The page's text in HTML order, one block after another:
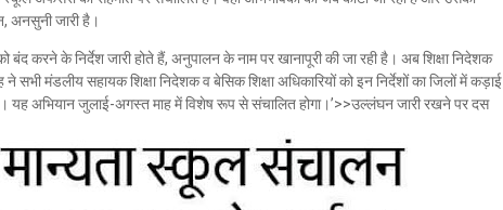
अनसुनी जारी है।
बंद करने के निर्देश जारी होते हैं, अनुपालन के नाम पर खानापूरी की जा रही है। अब शिक्षा निदेशक
ने सभी मंडलीय सहायक शिक्षा निदेशक व बेसिक शिक्षा अधिकारियों को इन निर्देशों का जिलों में कड़ाई
अभियान जुलाई-अगस्त माह में विशेष रूप से संचालित होगा।’>>उल्लंघन जारी रखने पर दस